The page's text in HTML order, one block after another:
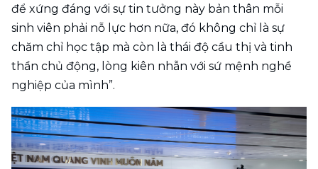
để xứng đáng với sự tin tưởng này bản thân mỗi
sinh viên phải nỗ lực hơn nữa, đó không chỉ là sự
chăm chỉ học tập mà còn là thái độ cầu thị và tinh
thần chủ động, lòng kiên nhẫn với sứ mệnh nghề
nghiệp của mình”.